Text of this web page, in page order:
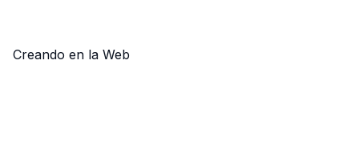
Creando en la Web